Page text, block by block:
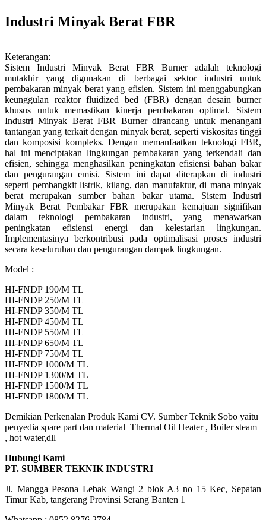
Industri Minyak Berat FBR
Keterangan:
Sistem Industri Minyak Berat FBR Burner adalah teknologi
mutakhir yang digunakan di berbagai sektor industri untuk
pembakaran minyak berat yang efisien. Sistem ini menggabungkan
keunggulan reaktor fluidized bed (FBR) dengan desain burner
khusus untuk memastikan kinerja pembakaran optimal. Sistem
Industri Minyak Berat FBR Burner dirancang untuk menangani
tantangan yang terkait dengan minyak berat, seperti viskositas tinggi
dan komposisi kompleks. Dengan memanfaatkan teknologi FBR,
hal ini menciptakan lingkungan pembakaran yang terkendali dan
efisien, sehingga menghasilkan peningkatan efisiensi bahan bakar
dan pengurangan emisi. Sistem ini dapat diterapkan di industri
seperti pembangkit listrik, kilang, dan manufaktur, di mana minyak
berat merupakan sumber bahan bakar utama. Sistem Industri
Minyak Berat Pembakar FBR merupakan kemajuan signifikan
dalam teknologi pembakaran industri, yang menawarkan
peningkatan efisiensi energi dan kelestarian lingkungan.
Implementasinya berkontribusi pada optimalisasi proses industri
secara keseluruhan dan pengurangan dampak lingkungan.
Model :
HI-FNDP 190/M TL
HI-FNDP 250/M TL
HI-FNDP 350/M TL
HI-FNDP 450/M TL
HI-FNDP 550/M TL
HI-FNDP 650/M TL
HI-FNDP 750/M TL
HI-FNDP 1000/M TL
HI-FNDP 1300/M TL
HI-FNDP 1500/M TL
HI-FNDP 1800/M TL
Demikian Perkenalan Produk Kami CV. Sumber Teknik Sobo yaitu
penyedia spare part dan material Thermal Oil Heater , Boiler steam
, hot water,dll
Hubungi Kami
PT. SUMBER TEKNIK INDUSTRI
Jl. Mangga Pesona Lebak Wangi 2 blok A3 no 15 Kec, Sepatan
Timur Kab, tangerang Provinsi Serang Banten 1